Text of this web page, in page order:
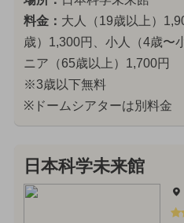
料金： 大人（19歳以上）
歳）1,300円、小人（4歳〜
ニア（65歳以上）1,700円
※3歳以下無料
※ドームシアターは別料金
日本科学未来館